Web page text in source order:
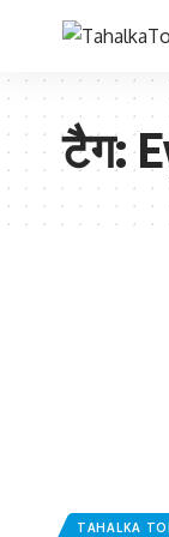
टैग:
TAHALKA